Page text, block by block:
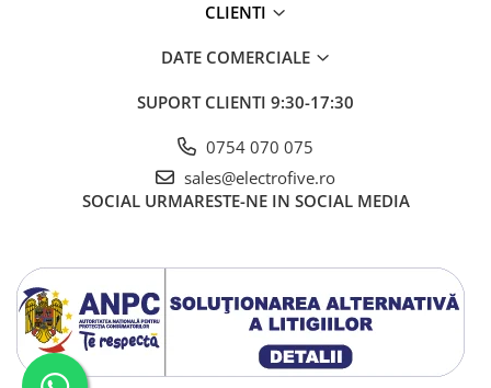
Limitatoare de siguranta
Protectia circuitului
Dispozitiv de detectare a
defectelor de arc electric AFDD+
Limitator de supratensiuni
CLIENTI
DATE COMERCIALE
SUPORT CLIENTI 9:30-17:30
0754 070 075
sales@electrofive.ro
SOCIAL URMARESTE-NE IN SOCIAL MEDIA